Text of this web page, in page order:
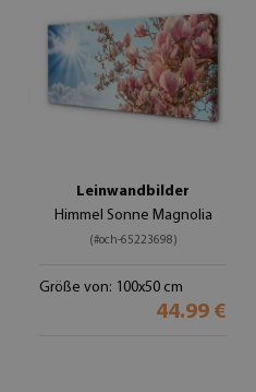
Leinwandbilder
Himmel Sonne Magnolia
(#och-65223698)
Größe von: 100x50 cm
44.99 €